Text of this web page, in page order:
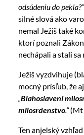
odsúdeniu do pekla?“
silné slová ako
nemal Ježiš také
ktorí poznali
nechápali a stali
Ježiš vyzdvihuje
mocný prísľub, že
„Blahoslavení
milosrdenstvo.“(Mt
Ten anjelský